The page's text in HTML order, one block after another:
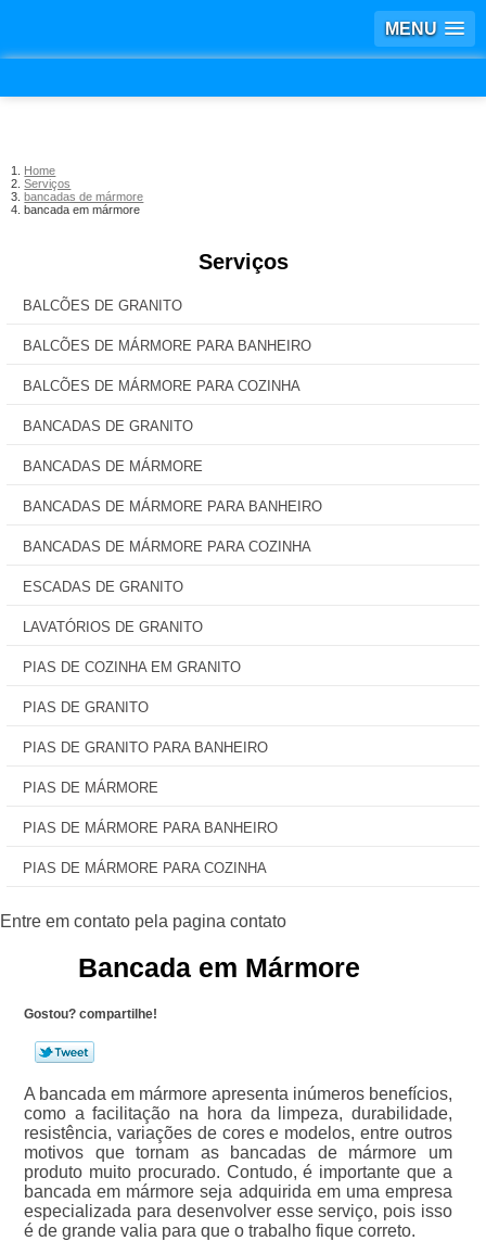
MENU
Home
Serviços
bancadas de mármore
bancada em mármore
Serviços
BALCÕES DE GRANITO
BALCÕES DE MÁRMORE PARA BANHEIRO
BALCÕES DE MÁRMORE PARA COZINHA
BANCADAS DE GRANITO
BANCADAS DE MÁRMORE
BANCADAS DE MÁRMORE PARA BANHEIRO
BANCADAS DE MÁRMORE PARA COZINHA
ESCADAS DE GRANITO
LAVATÓRIOS DE GRANITO
PIAS DE COZINHA EM GRANITO
PIAS DE GRANITO
PIAS DE GRANITO PARA BANHEIRO
PIAS DE MÁRMORE
PIAS DE MÁRMORE PARA BANHEIRO
PIAS DE MÁRMORE PARA COZINHA
Bancada em Mármore
Gostou? compartilhe!
A bancada em mármore apresenta inúmeros benefícios,
como a facilitação na hora da limpeza, durabilidade,
resistência, variações de cores e modelos, entre outros
motivos que tornam as bancadas de mármore um
produto muito procurado. Contudo, é importante que a
bancada em mármore seja adquirida em uma empresa
especializada para desenvolver esse serviço, pois isso
é de grande valia para que o trabalho fique correto.